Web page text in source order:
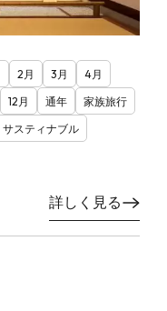
2月 3月
4月
12月 通年
家族旅行
サスティナブル
詳しく見る